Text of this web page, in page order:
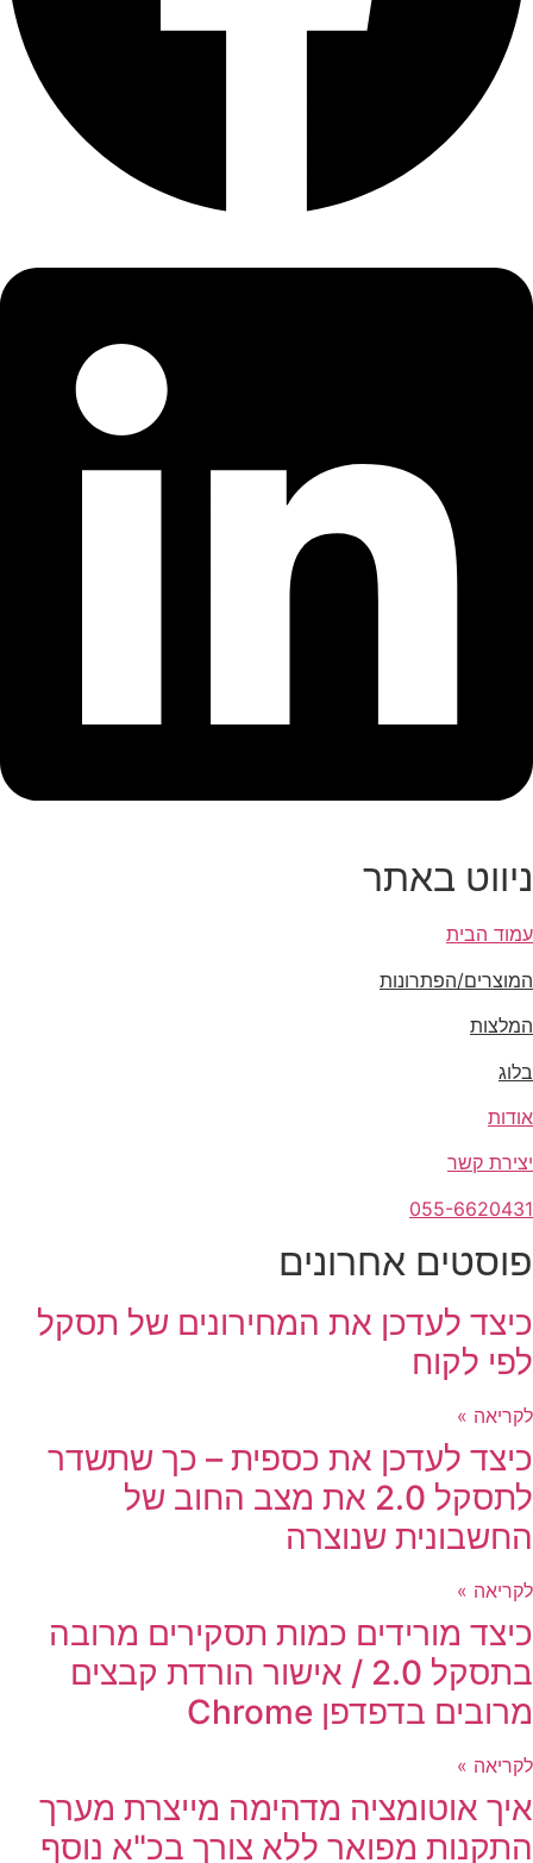
ניווט באתר
עמוד הבית
המוצרים/הפתרונות
המלצות
בלוג
אודות
יצירת קשר
055-6620431
פוסטים אחרונים
כיצד לעדכן את המחירונים של תסקל
לפי לקוח
לקריאה »
כיצד לעדכן את כספית – כך שתשדר
לתסקל 2.0 את מצב החוב של
החשבונית שנוצרה
לקריאה »
כיצד מורידים כמות תסקירים מרובה
בתסקל 2.0 / אישור הורדת קבצים
מרובים בדפדפן Chrome
לקריאה »
איך אוטומציה מדהימה מייצרת מערך
התקנות מפואר ללא צורך בכ"א נוסף